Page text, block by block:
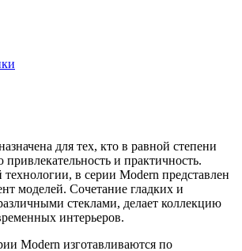
для тех, кто в равной степени
привлекательность и практичность.
технологии, в серии Modern представлен
моделей. Сочетание гладких и
стеклами, делает коллекцию
интерьеров.
Modern изготавливаются по